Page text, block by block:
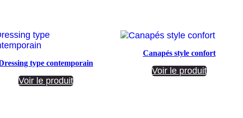
type contemporain
Voir le produit
Canapés style confort
Voir le produit